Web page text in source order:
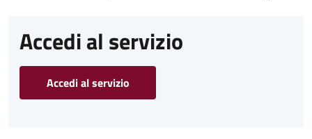
Accedi al servizio
Accedi al servizio